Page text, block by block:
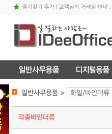
즐겨찾기 추가| 고객님의 거래점 안내
일반사무용품 > 화일/바인더류
각종바인더류